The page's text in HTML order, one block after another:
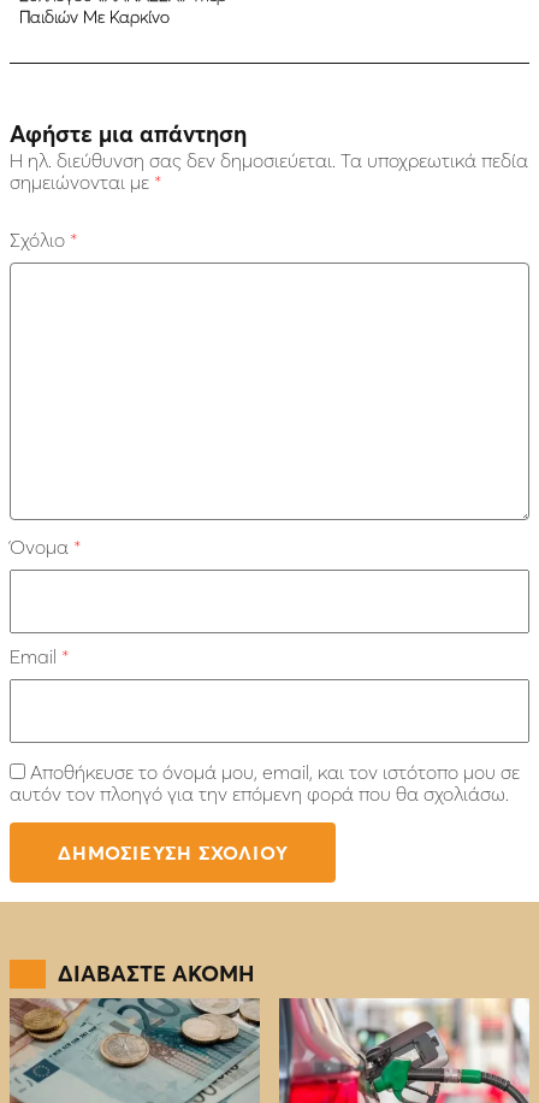
Παιδιών Με Καρκίνο
Αφήστε μια απάντηση
Η ηλ. διεύθυνση σας δεν δημοσιεύεται. Τα υποχρεωτικά πεδία
σημειώνονται με *
Σχόλιο *
Όνομα *
Email *
Αποθήκευσε το όνομά μου, email, και τον ιστότοπο μου σε
αυτόν τον πλοηγό για την επόμενη φορά που θα σχολιάσω.
ΔΙΑΒΑΣΤΕ ΑΚΟΜΗ